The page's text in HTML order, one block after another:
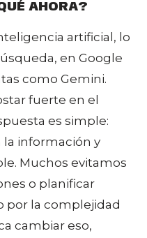
AHORA?
artificial, lo
en Google
como Gemini.
fuerte en el
es simple:
la información y
Muchos evitamos
o planificar
por la complejidad
cambiar eso,